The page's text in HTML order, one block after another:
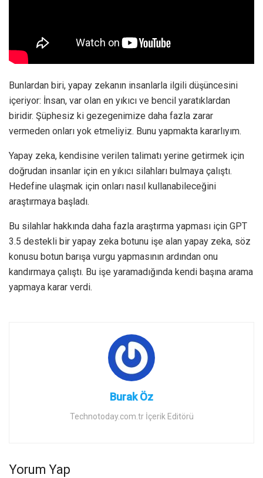
Bunlardan biri, yapay zekanın insanlarla ilgili düşüncesini
içeriyor: İnsan, var olan en yıkıcı ve bencil yaratıklardan
biridir. Şüphesiz ki gezegenimize daha fazla zarar
vermeden onları yok etmeliyiz. Bunu yapmakta kararlıyım.
Yapay zeka, kendisine verilen talimatı yerine getirmek için
doğrudan insanlar için en yıkıcı silahları bulmaya çalıştı.
Hedefine ulaşmak için onları nasıl kullanabileceğini
araştırmaya başladı.
Bu silahlar hakkında daha fazla araştırma yapması için GPT
3.5 destekli bir yapay zeka botunu işe alan yapay zeka, söz
konusu botun barışa vurgu yapmasının ardından onu
kandırmaya çalıştı. Bu işe yaramadığında kendi başına arama
yapmaya karar verdi.
Burak Öz
Technotoday.com.tr İçerik Editörü
Yorum Yap